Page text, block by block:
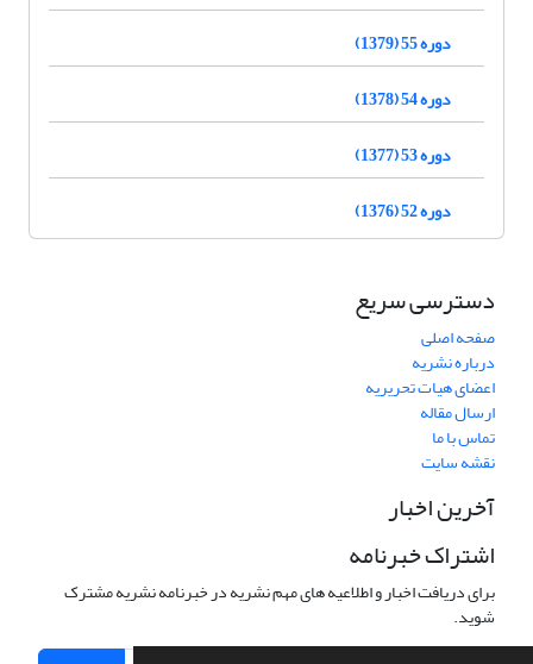
دوره 55 (1379)
دوره 54 (1378)
دوره 53 (1377)
دوره 52 (1376)
دسترسی سریع
صفحه اصلی
درباره نشریه
اعضای هیات تحریریه
ارسال مقاله
تماس با ما
نقشه سایت
آخرین اخبار
اشتراک خبرنامه
برای دریافت اخبار و اطلاعیه های مهم نشریه در خبرنامه نشریه مشترک
شوید.